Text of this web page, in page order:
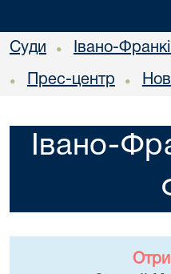
Суди • Івано-
• Прес-центр •
Івано-